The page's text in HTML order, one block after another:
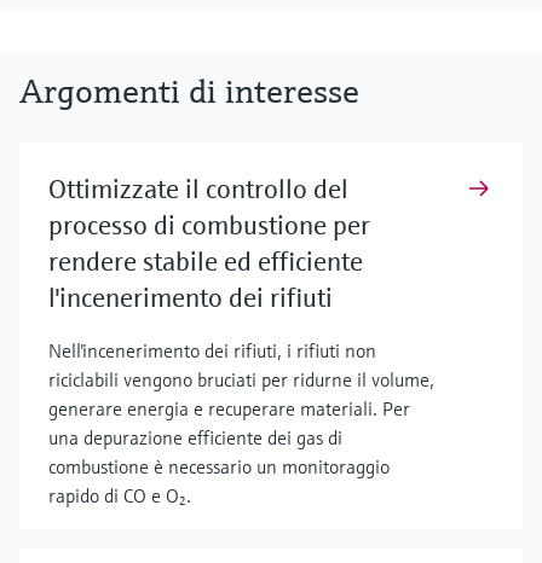
Argomenti di interesse
Ottimizzate il controllo del
processo di combustione per
rendere stabile ed efficiente
l'incenerimento dei rifiuti
Nell'incenerimento dei rifiuti, i rifiuti non
riciclabili vengono bruciati per ridurne il volume,
generare energia e recuperare materiali. Per
una depurazione efficiente dei gas di
combustione è necessario un monitoraggio
rapido di CO e O₂.